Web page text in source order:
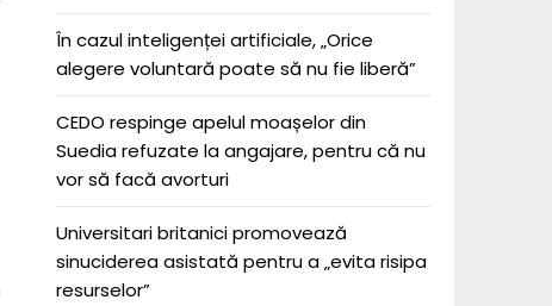
În cazul inteligenței artificiale, „Orice
alegere voluntară poate să nu fie liberă”
CEDO respinge apelul moașelor din
Suedia refuzate la angajare, pentru că nu
vor să facă avorturi
Universitari britanici promovează
sinuciderea asistată pentru a „evita risipa
resurselor”